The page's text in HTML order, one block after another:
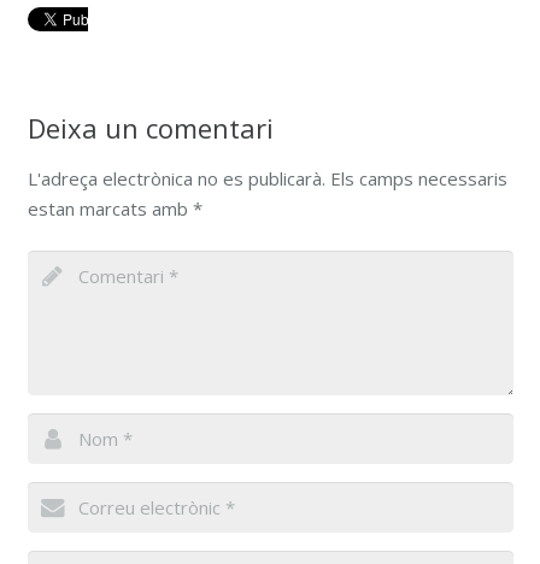
Deixa un comentari
L'adreça electrònica no es publicarà. Els camps necessaris
estan marcats amb *